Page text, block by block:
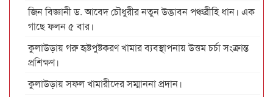
জিন বিজ্ঞানী ড. আবেদ চৌধুরীর নতুন উদ্ভাবন পঞ্চব্রীহি ধান। এক
গাছে ফলন ৫ বার।
কুলাউড়ায় গরু হৃষ্টপুষ্টকরণ খামার ব্যবস্থাপনায় উত্তম চর্চা সংক্রান্ত
প্রশিক্ষণ।
কুলাউড়ায় সফল খামারীদের সম্মাননা প্রদান।